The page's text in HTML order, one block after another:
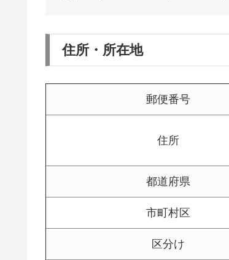
住所・所在地
郵便番号
住所
都道府県
市町村区
区分け